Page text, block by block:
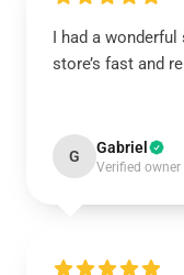
I had a
store’s fast and
G Gabriel
Verified owner